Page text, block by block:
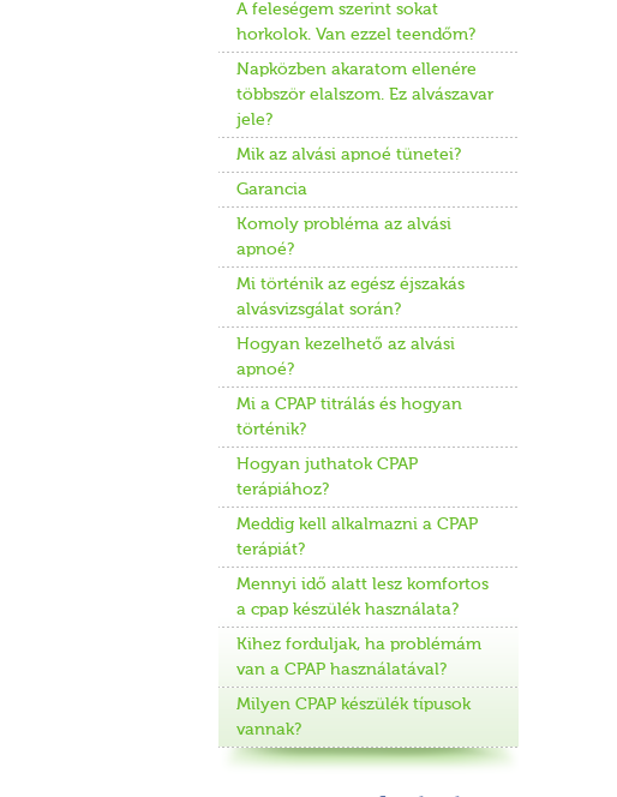
A feleségem szerint sokat
horkolok. Van ezzel teendőm?
Napközben akaratom ellenére
többször elalszom. Ez alvászavar
jele?
Mik az alvási apnoé tünetei?
Garancia
Komoly probléma az alvási
apnoé?
Mi történik az egész éjszakás
alvásvizsgálat során?
Hogyan kezelhető az alvási
apnoé?
Mi a CPAP titrálás és hogyan
történik?
Hogyan juthatok CPAP
terápiához?
Meddig kell alkalmazni a CPAP
terápiát?
Mennyi idő alatt lesz komfortos
a cpap készülék használata?
Kihez forduljak, ha problémám
van a CPAP használatával?
Milyen CPAP készülék típusok
vannak?